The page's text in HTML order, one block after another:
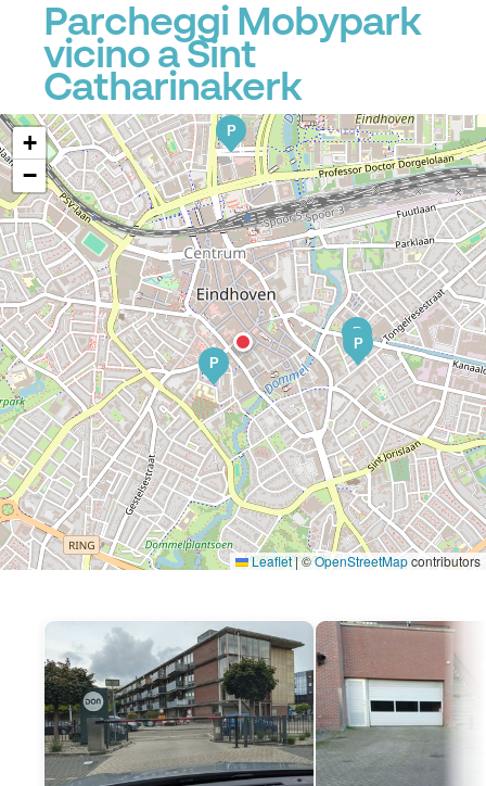
Parcheggi Mobypark
vicino a Sint
Catharinakerk
P
P
P
P
+
−
Leaflet|©OpenStreetMapcontributors